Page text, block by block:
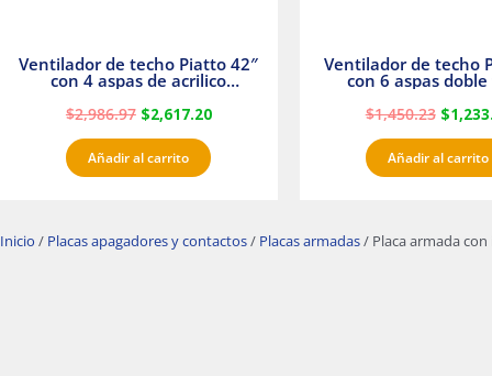
Ventilador de techo Piatto 42″
con 4 aspas de acrilico
$2,986.97 $2,617.20
Añadir al carrito
Ventilador de techo
con 6 aspas
$1,450.23 $
Añadir al carrito
Inicio / Placas apagadores y contactos/ Placas armadas/ Placa armada